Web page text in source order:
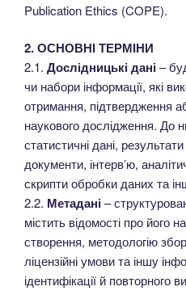
Publication Ethics (COPE).
2. ОСНОВНІ ТЕРМІНИ
2.1. Дослідницькі дані–
чи набори інформації, які
отримання, підтвердження
наукового дослідження. До
статистичні дані,
документи, інтерв’ю,
скрипти обробки даних та
2.2. Метадані–
містить відомості про його
створення, методологію
ліцензійні умови та іншу
ідентифікації й повторного